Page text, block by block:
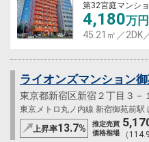
第32宮庭マンシ
4,180万円
45.21㎡／2DK
ライオンズマンション
東京都新宿区新宿２丁目３－
東京メトロ丸ノ内線 新宿御苑前駅
上昇率13.7%
推定売買
価格相場
（